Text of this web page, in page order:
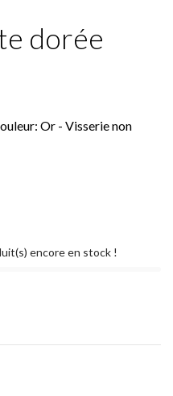
dorée
Or - Visserie non
encore en stock !